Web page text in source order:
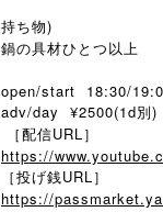
持ち物)
鍋の具材ひとつ以上
open/start 18:30/
adv/day ¥2500(1d別)
［配信URL］
https://
［投げ銭URL］
https://